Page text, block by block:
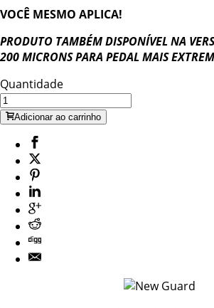
VOCÊ MESMO APLICA!
PRODUTO TAMBÉM DISPONÍVEL NA
200 MICRONS PARA PEDAL MAIS
Quantidade
Adicionar ao carrinho